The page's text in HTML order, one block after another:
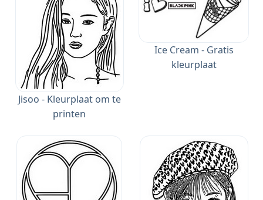
Jisoo - Kleurplaat om te
printen
Ice Cream - Gratis
kleurplaat